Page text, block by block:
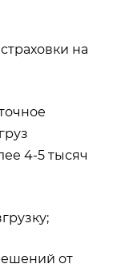
на
4-5 тысяч
от